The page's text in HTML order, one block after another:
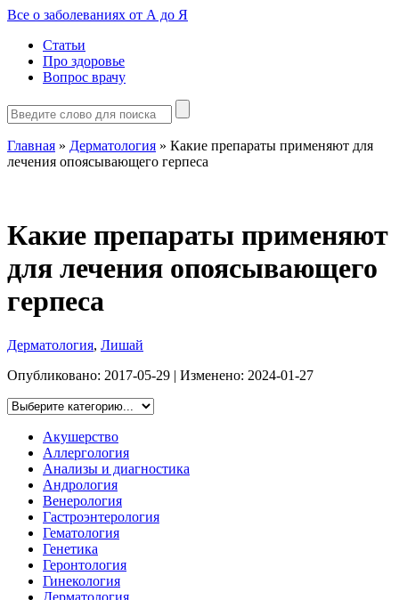
Все о заболеваниях от А до Я
Статьи
Про здоровье
Вопрос врачу
Главная » Дерматология » Какие препараты применяют для
лечения опоясывающего герпеса
Какие препараты применяют
для лечения опоясывающего
герпеса
Дерматология, Лишай
Опубликовано: 2017-05-29 | Изменено: 2024-01-27
Акушерство
Аллергология
Анализы и диагностика
Андрология
Венерология
Гастроэнтерология
Гематология
Генетика
Геронтология
Гинекология
Дерматология